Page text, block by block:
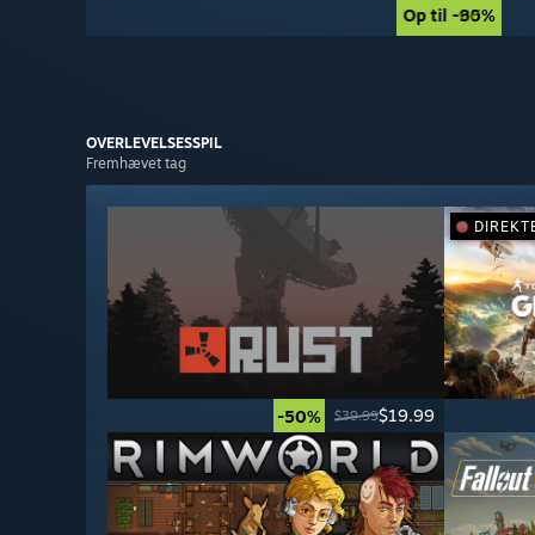
Op til -90%
Op til -85%
OVERLEVELSESSPIL
Fremhævet tag
-50% $39.99$19.99